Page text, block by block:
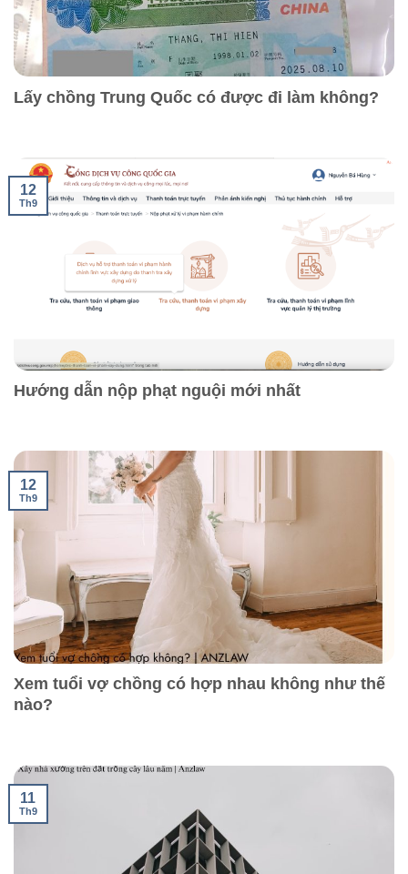
Lấy chồng Trung Quốc có được đi làm không?
Hướng dẫn nộp phạt nguội mới nhất
12
Th9
Xem tuổi vợ chồng có hợp nhau không như thế
nào?
12
Th9
11
Th9